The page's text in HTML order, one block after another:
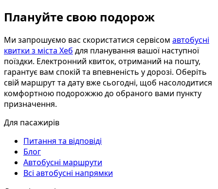
Плануйте свою подорож
Ми запрошуємо вас скористатися сервісом автобусні
квитки з міста Хеб для планування вашої наступної
поїздки. Електронний квиток, отриманий на пошту,
гарантує вам спокій та впевненість у дорозі. Оберіть
свій маршрут та дату вже сьогодні, щоб насолодитися
комфортною подорожжю до обраного вами пункту
призначення.
Для пасажирів
Питання та відповіді
Блог
Автобусні маршрути
Всі автобусні напрямки